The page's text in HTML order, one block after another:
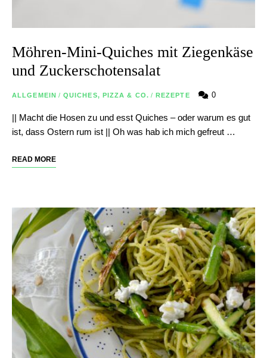
Möhren-Mini-Quiches mit Ziegenkäse
und Zuckerschotensalat
ALLGEMEIN / QUICHES, PIZZA & CO. / REZEPTE 0
|| Macht die Hosen zu und esst Quiches – oder warum es gut
ist, dass Ostern rum ist || Oh was hab ich mich gefreut …
READ MORE